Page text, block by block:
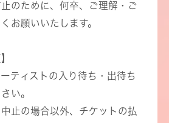
止のために、何卒、ご理解・ご
お願いいたします。
ティストの入り待ち・出待ち
い。
止の場合以外、チケットの払